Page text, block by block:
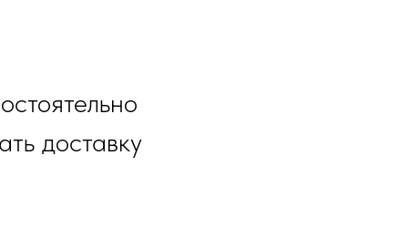
доставку